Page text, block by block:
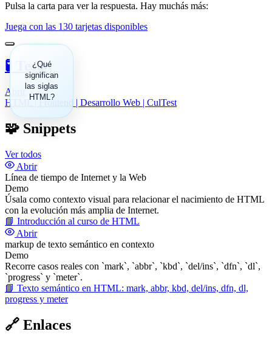
Pulsa la carta para ver la respuesta. Hay muchás más:
Juega con las 130 tarjetas disponibles
¿Qué
significan
las siglas
HTML?
HyperText
Markup
Language
(Lenguaje
de
Hipertexto).
🧪 Tests
Abrir
HTML | Frontend | Desarrollo Web | CulTest
🧩 Snippets
Ver todos
Abrir
Línea de tiempo de Internet y la Web
Demo
Úsala como contexto visual para relacionar el nacimiento de HTML
con la evolución más amplia de Internet.
📘 Introducción al curso de HTML
Abrir
markup de texto semántico en contexto
Demo
Recorre casos reales con `mark`, `abbr`, `kbd`, `del/ins`, `dfn`, `dl`,
`progress` y `meter`.
📘 Texto semántico en HTML: mark, abbr, kbd, del/ins, dfn, dl,
progress y meter
🔗 Enlaces